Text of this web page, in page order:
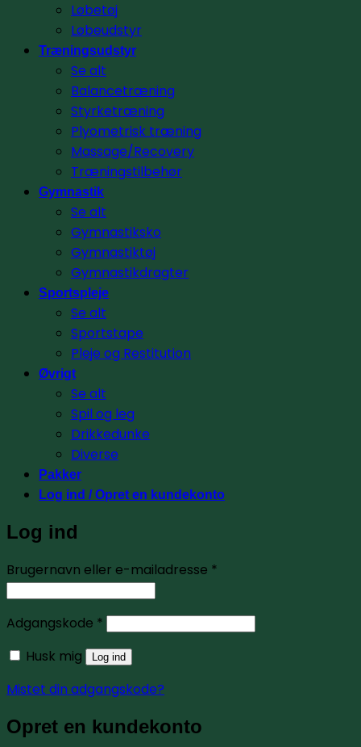
Løbetøj
Løbeudstyr
Træningsudstyr
Se alt
Balancetræning
Styrketræning
Plyometrisk træning
Massage/Recovery
Træningstilbehør
Gymnastik
Se alt
Gymnastiksko
Gymnastiktøj
Gymnastikdragter
Sportspleje
Se alt
Sportstape
Pleje og Restitution
Øvrigt
Se alt
Spil og leg
Drikkedunke
Diverse
Pakker
Log ind / Opret en kundekonto
Log ind
Brugernavn eller e-mailadresse *
Adgangskode * Påkrævet
Husk mig
Log ind
Mistet din adgangskode?
Opret en kundekonto